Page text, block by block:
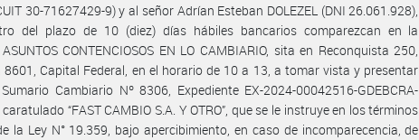
30-71627429-9) y al señor Adrían Esteban DOLEZEL (DNI 26.061.928),
del plazo de 10 (diez) días hábiles bancarios comparezcan en la
CONTENCIOSOS EN LO CAMBIARIO, sita en Reconquista 250,
8601, Capital Federal, en el horario de 10 a 13, a tomar vista y presentar
Cambiario Nº 8306, Expediente EX-2024-00042516-GDEBCRA-
“FAST CAMBIO S.A. Y OTRO”, que se le instruye en los términos
la Ley N° 19.359, bajo apercibimiento, en caso de incomparecencia, de